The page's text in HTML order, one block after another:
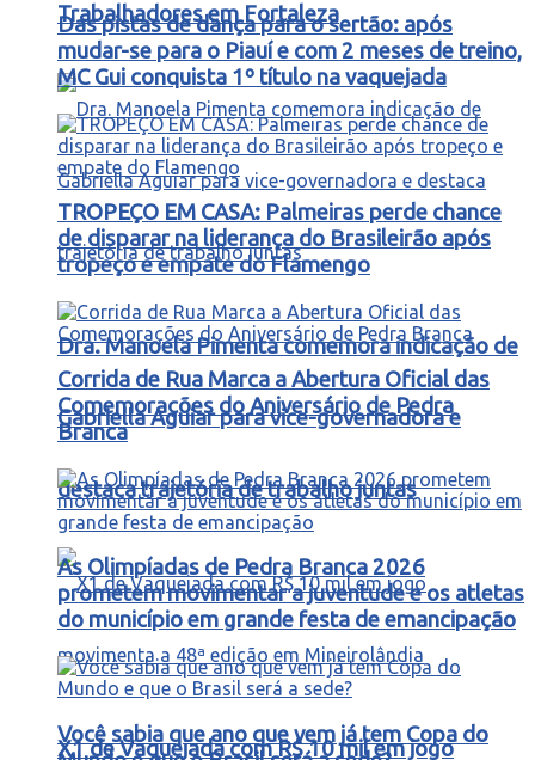
Trabalhadores em Fortaleza
Dra. Manoela Pimenta comemora indicação de
Gabriella Aguiar para vice-governadora e
destaca trajetória de trabalho juntas
X1 de Vaquejada com R$ 10 mil em jogo
Das pistas de dança para o sertão: após
mudar-se para o Piauí e com 2 meses de treino,
MC Gui conquista 1º título na vaquejada
TROPEÇO EM CASA: Palmeiras perde chance
de disparar na liderança do Brasileirão após
tropeço e empate do Flamengo
Corrida de Rua Marca a Abertura Oficial das
Comemorações do Aniversário de Pedra
Branca
As Olimpíadas de Pedra Branca 2026
prometem movimentar a juventude e os atletas
do município em grande festa de emancipação
Você sabia que ano que vem já tem Copa do